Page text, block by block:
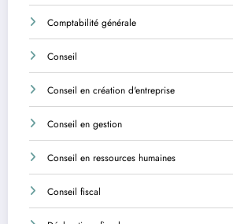
Comptabilité générale
Conseil
Conseil en création d'entreprise
Conseil en gestion
Conseil en ressources humaines
Conseil fiscal